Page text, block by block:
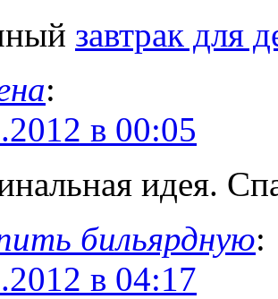
завтрак для
:
в 00:05
идея.
бильярдную:
в 04:17